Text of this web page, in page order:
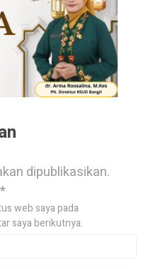
dipublikasikan.
*
web saya pada
saya berikutnya.